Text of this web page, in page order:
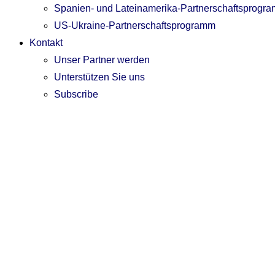
Spanien- und Lateinamerika-
US-Ukraine-Partnerschaftsprogramm
Kontakt
Unser Partner werden
Unterstützen Sie uns
Subscribe